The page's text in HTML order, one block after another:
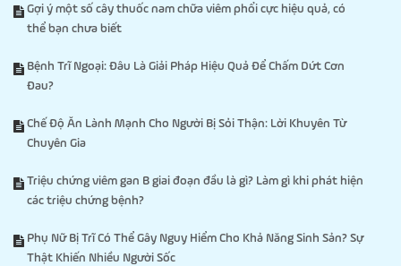
Gợi ý một số cây thuốc nam chữa viêm phổi cực hiệu quả, có
thể bạn chưa biết
Bệnh Trĩ Ngoại: Đâu Là Giải Pháp Hiệu Quả Để Chấm Dứt Cơn
Đau?
Chế Độ Ăn Lành Mạnh Cho Người Bị Sỏi Thận: Lời Khuyên Từ
Chuyên Gia
Triệu chứng viêm gan B giai đoạn đầu là gì? Làm gì khi phát hiện
các triệu chứng bệnh?
Phụ Nữ Bị Trĩ Có Thể Gây Nguy Hiểm Cho Khả Năng Sinh Sản? Sự
Thật Khiến Nhiều Người Sốc